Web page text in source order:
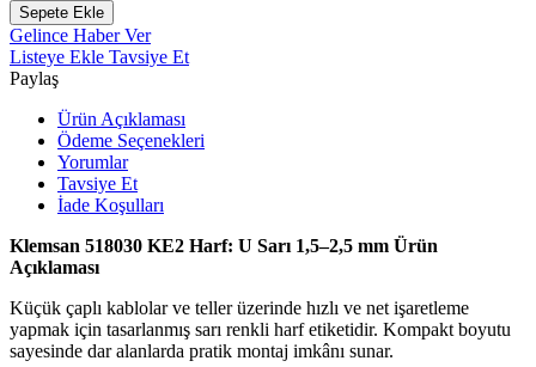
Sepete Ekle
Gelince Haber Ver
Listeye Ekle Tavsiye Et
Paylaş
Ürün Açıklaması
Ödeme Seçenekleri
Yorumlar
Tavsiye Et
İade Koşulları
Klemsan 518030 KE2 Harf: U Sarı 1,5–2,5 mm Ürün
Açıklaması
Küçük çaplı kablolar ve teller üzerinde hızlı ve net işaretleme
yapmak için tasarlanmış sarı renkli harf etiketidir. Kompakt boyutu
sayesinde dar alanlarda pratik montaj imkânı sunar.